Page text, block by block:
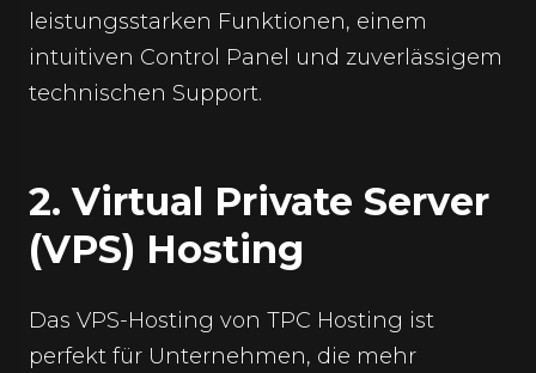
leistungsstarken Funktionen, einem
intuitiven Control Panel und zuverlässigem
technischen Support.
2. Virtual Private Server
(VPS) Hosting
Das VPS-Hosting von TPC Hosting ist
perfekt für Unternehmen, die mehr